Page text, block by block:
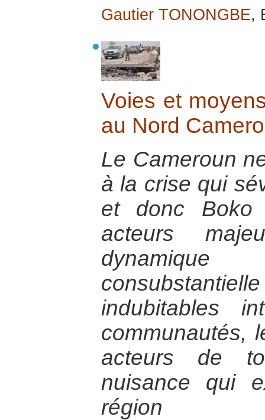
Gautier TONONGBE,
Voies et
au Nord
Le Cameroun
à la crise qui
et donc
acteurs
indubitables
communautés,
acteurs de
nuisance qui
région